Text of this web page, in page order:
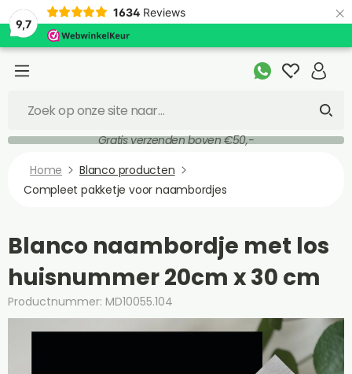
9,7
1634 Reviews ×
Gratis verzenden boven €50,-
Home
Blanco producten
Compleet pakketje voor naambordjes
Blanco naambordje met los
huisnummer 20cm x 30 cm
Productnummer: MD10055.104